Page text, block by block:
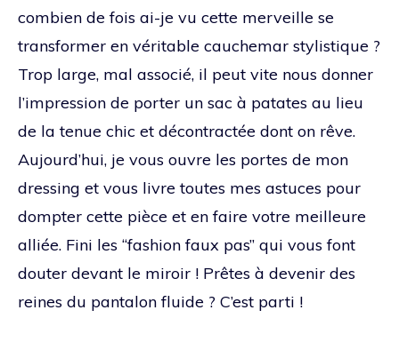
combien de fois ai-je vu cette merveille se
transformer en véritable cauchemar stylistique ?
Trop large, mal associé, il peut vite nous donner
l’impression de porter un sac à patates au lieu
de la tenue chic et décontractée dont on rêve.
Aujourd’hui, je vous ouvre les portes de mon
dressing et vous livre toutes mes astuces pour
dompter cette pièce et en faire votre meilleure
alliée. Fini les “fashion faux pas” qui vous font
douter devant le miroir ! Prêtes à devenir des
reines du pantalon fluide ? C’est parti !